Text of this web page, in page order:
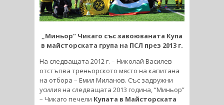
„Миньор“ Чикаго със завоюваната Купа
в майсторската група на ПСЛ през 2013 г.
На следващата 2012 г. – Николай Василев
отстъпва треньорското място на капитана
на отбора – Емил Миланов. Със задружни
усилия на следващата 2013 година, “Миньор”
– Чикаго печели Купата в Майсторската